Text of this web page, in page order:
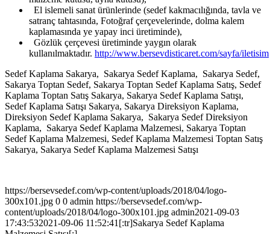
El islemeli sanat ürünlerinde (sedef kakmacılığında, tavla ve
satranç tahtasında, Fotoğraf çerçevelerinde, dolma kalem
kaplamasında ye yapay inci üretiminde),
Gözlük çerçevesi üretiminde yaygın olarak
kullanılmaktadır. http://www.bersevdisticaret.com/sayfa/iletisim
Sedef Kaplama Sakarya, Sakarya Sedef Kaplama, Sakarya Sedef,
Sakarya Toptan Sedef, Sakarya Toptan Sedef Kaplama Satış, Sedef
Kaplama Toptan Satış Sakarya, Sakarya Sedef Kaplama Satışı,
Sedef Kaplama Satışı Sakarya, Sakarya Direksiyon Kaplama,
Direksiyon Sedef Kaplama Sakarya, Sakarya Sedef Direksiyon
Kaplama, Sakarya Sedef Kaplama Malzemesi, Sakarya Toptan
Sedef Kaplama Malzemesi, Sedef Kaplama Malzemesi Toptan Satış
Sakarya, Sakarya Sedef Kaplama Malzemesi Satışı
https://bersevsedef.com/wp-content/uploads/2018/04/logo-
300x101.jpg 0 0 admin https://bersevsedef.com/wp-
content/uploads/2018/04/logo-300x101.jpg admin2021-09-03
17:43:532021-09-06 11:52:41 [:tr]Sakarya Sedef Kaplama